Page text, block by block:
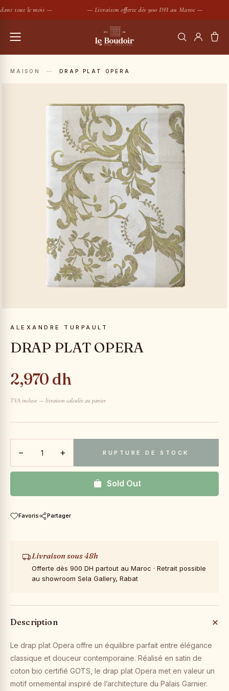
tout le mois — — Livraison offerte dès 900 DH au Maroc —
SUGGESTIONS : Housses de couette Coussins
Peignoirs Nouveautés
MAISON — DRAP PLAT OPERA
ALEXANDRE TURPAULT
DRAP PLAT OPERA
2,970 dh
TVA incluse — livraison calculée au panier
− + RUPTURE DE STOCK
Sold Out
Favoris Partager
Livraison sous 48h
Offerte dès 900 DH partout au Maroc · Retrait possible
au showroom Sela Gallery, Rabat
Description
Le drap plat Opera offre un équilibre parfait entre élégance
classique et douceur contemporaine. Réalisé en satin de
coton bio certifié GOTS, le drap plat Opera met en valeur un
motif ornemental inspiré de l’architecture du Palais Garnier.